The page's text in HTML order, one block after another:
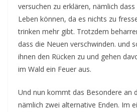
versuchen zu erklären, nämlich
Leben können, da es nichts zu
trinken mehr gibt. Trotzdem
dass die Neuen verschwinden. und
ihnen den Rücken zu und gehen
im Wald ein Feuer aus.
Und nun kommt das Besondere an
nämlich zwei alternative Enden. Im